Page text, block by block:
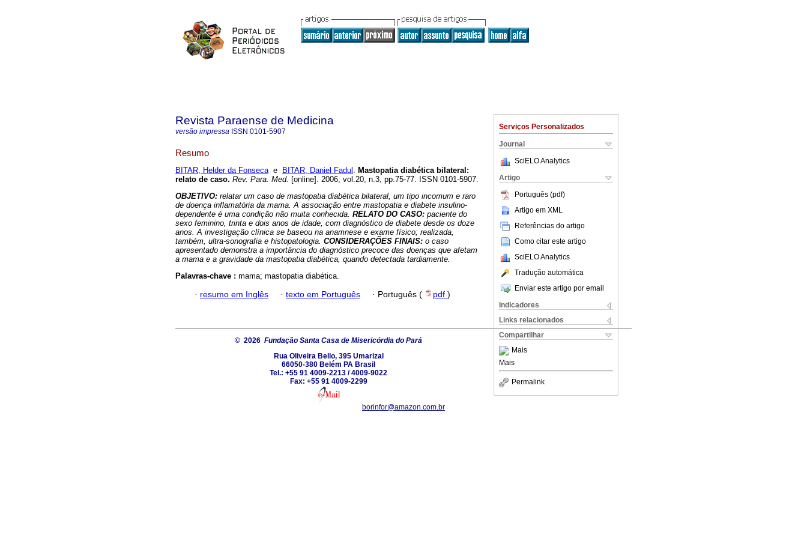
Serviços Personalizados
Journal
SciELO Analytics
Artigo
Português (pdf)
Artigo em XML
Referências do artigo
Como citar este artigo
SciELO Analytics
Tradução automática
Enviar este artigo por email
Indicadores
Links relacionados
Compartilhar
Mais
Mais
Permalink
Revista Paraense de Medicina
versão impressa ISSN 0101-5907
Resumo
BITAR, Helder da Fonsecae BITAR, Daniel Fadul . Mastopatia diabética bilateral :
relato de caso. Rev. Para. Med. [online]. 2006, vol.20, n.3, pp.75-77. ISSN 0101-5907.
OBJETIVO: relatar um caso de mastopatia diabética bilateral, um tipo incomum e raro
de doença inflamatória da mama. A associação entre mastopatia e diabete insulino-
dependente é uma condição não muita conhecida. RELATO DO CASO: paciente do
sexo feminino, trinta e dois anos de idade, com diagnóstico de diabete desde os doze
anos. A investigação clínica se baseou na anamnese e exame físico; realizada,
também, ultra-sonografia e histopatologia. CONSIDERAÇÕES FINAIS: o caso
apresentado demonstra a importância do diagnóstico precoce das doenças que afetam
a mama e a gravidade da mastopatia diabética, quando detectada tardiamente.
Palavras-chave : mama; mastopatia diabética.
· resumo em Inglês · texto em Português · Português ( pdf )
© 2026 Fundação Santa Casa de Misericórdia do Pará
Rua Oliveira Bello, 395 Umarizal
66050-380 Belém PA Brasil
Tel.: +55 91 4009-2213 / 4009-9022
Fax: +55 91 4009-2299
borinfor@amazon.com.br